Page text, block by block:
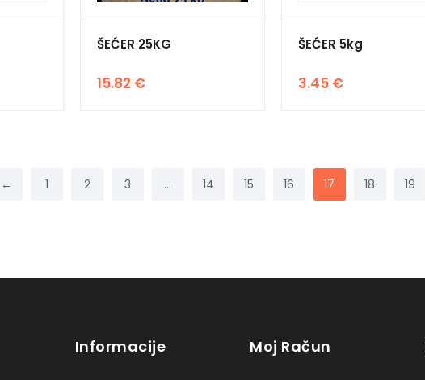
ŠEĆER 25KG
15.82 €
ŠEĆER 5kg
3.45 €
← 1 2 3 … 14 15 16 17 18 19
Informacije Moj Račun